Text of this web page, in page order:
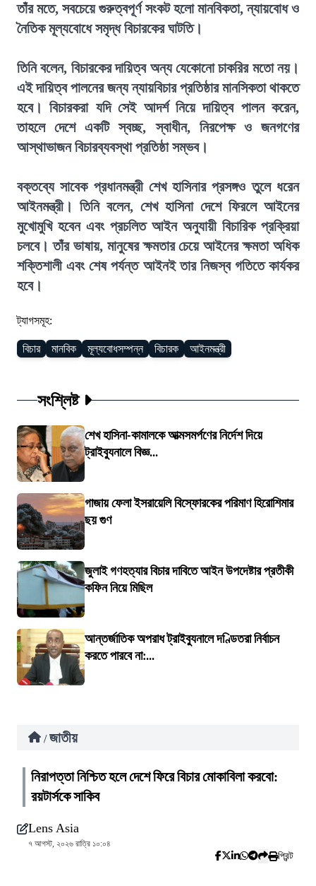
তাঁর মতে, সবচেয়ে গুরুত্বপূর্ণ সংকট হলো মানবিকতা, ন্যায়বোধ ও
নৈতিক মূল্যবোধে সমৃদ্ধ বিচারকের ঘাটতি।
তিনি বলেন, বিচারকের দায়িত্ব অন্য যেকোনো চাকরির মতো নয়।
এই দায়িত্ব পালনের জন্য ন্যায়বিচার প্রতিষ্ঠার মানসিকতা থাকতে
হবে। বিচারকরা যদি সেই আদর্শ নিয়ে দায়িত্ব পালন করেন,
তাহলে দেশে একটি স্বচ্ছ, স্বাধীন, নিরপেক্ষ ও জনগণের
আস্থাভাজন বিচারব্যবস্থা প্রতিষ্ঠা সম্ভব।
বক্তব্যে সাবেক প্রধানমন্ত্রী শেখ হাসিনার প্রসঙ্গও তুলে ধরেন
আইনমন্ত্রী। তিনি বলেন, শেখ হাসিনা দেশে ফিরলে আইনের
মুখোমুখি হবেন এবং প্রচলিত আইন অনুযায়ী বিচারিক প্রক্রিয়া
চলবে। তাঁর ভাষায়, মানুষের ক্ষমতার চেয়ে আইনের ক্ষমতা অধিক
শক্তিশালী এবং শেষ পর্যন্ত আইনই তার নিজস্ব গতিতে কার্যকর
হবে।
ট্যাগসমূহ:
বিচার মানবিক মূল্যবোধসম্পন্ন বিচারক আইনমন্ত্রী
সংশ্লিষ্ট
শেখ হাসিনা-কামালকে আত্মসমর্পণের নির্দেশ দিয়ে
ট্রাইব্যুনালে বিজ্ঞ...
গাজায় ফেলা ইসরায়েলি বিস্ফোরকের পরিমাণ হিরোশিমার
ছয় গুণ
জুলাই গণহত্যার বিচার দাবিতে আইন উপদেষ্টার প্রতীকী
কফিন নিয়ে মিছিল
আন্তর্জাতিক অপরাধ ট্রাইব্যুনালে দণ্ডিতরা নির্বাচন
করতে পারবে না:...
/ জাতীয়
নিরাপত্তা নিশ্চিত হলে দেশে ফিরে বিচার মোকাবিলা করবো:
রয়টার্সকে সাকিব
Lens Asia
৭ আগস্ট, ২০২৬ রাত্রি ১০:০৪
প্রিন্ট